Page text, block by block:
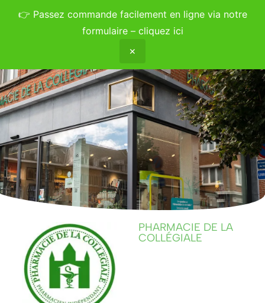
👉 Passez commande facilement en ligne via notre
formulaire – cliquez ici
✕
PHARMACIE DE LA
COLLÉGIALE